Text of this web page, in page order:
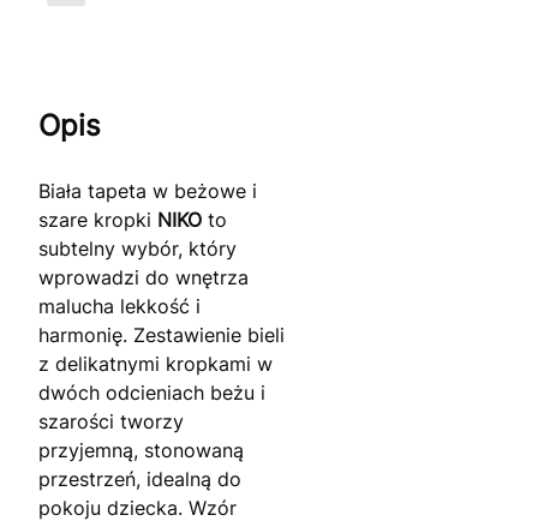
Opis
Biała tapeta w beżowe i
szare kropki NIKO to
subtelny wybór, który
wprowadzi do wnętrza
malucha lekkość i
harmonię. Zestawienie bieli
z delikatnymi kropkami w
dwóch odcieniach beżu i
szarości tworzy
przyjemną, stonowaną
przestrzeń, idealną do
pokoju dziecka. Wzór